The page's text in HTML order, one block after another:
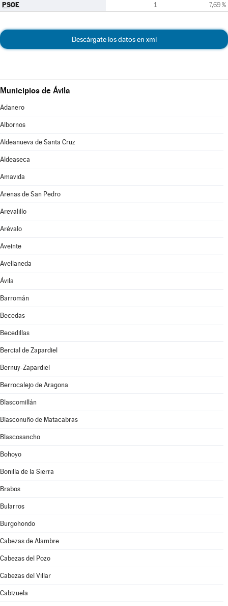
PSOE 1 7,69 %
Descárgate los datos en xml
Municipios de Ávila
Adanero
Albornos
Aldeanueva de Santa Cruz
Aldeaseca
Amavida
Arenas de San Pedro
Arevalillo
Arévalo
Aveinte
Avellaneda
Ávila
Barromán
Becedas
Becedillas
Bercial de Zapardiel
Bernuy-Zapardiel
Berrocalejo de Aragona
Blascomillán
Blasconuño de Matacabras
Blascosancho
Bohoyo
Bonilla de la Sierra
Brabos
Bularros
Burgohondo
Cabezas de Alambre
Cabezas del Pozo
Cabezas del Villar
Cabizuela